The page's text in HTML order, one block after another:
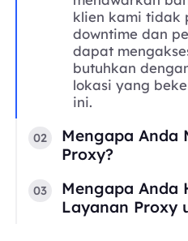
klien kami tidak
downtime dan
dapat
butuhkan
lokasi yang
ini.
02
Mengapa Anda
Proxy?
03
Mengapa Anda
Layanan Proxy